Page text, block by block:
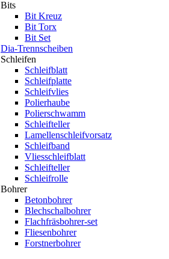
Bits
Bit Kreuz
Bit Torx
Bit Set
Dia-Trennscheiben
Schleifen
Schleifblatt
Schleifplatte
Schleifvlies
Polierhaube
Polierschwamm
Schleifteller
Lamellenschleifvorsatz
Schleifband
Vliesschleifblatt
Schleifteller
Schleifrolle
Bohrer
Betonbohrer
Blechschalbohrer
Flachfräsbohrer-set
Fliesenbohrer
Forstnerbohrer